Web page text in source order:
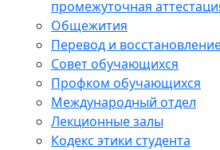
промежуточная
Общежития
Перевод и
Совет обучающихся
Профком обучающихся
Международный отдел
Лекционные залы
Кодекс этики студента